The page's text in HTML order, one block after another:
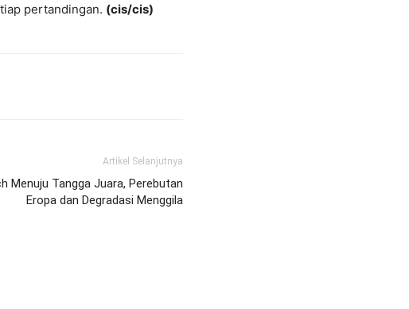
pertandingan. (cis/cis)
Artikel Selanjutnya
Menuju Tangga Juara, Perebutan
Eropa dan Degradasi Menggila